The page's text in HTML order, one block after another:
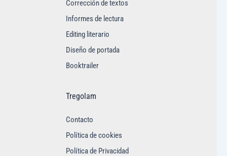
Corrección de textos
Informes de lectura
Editing literario
Diseño de portada
Booktrailer
Tregolam
Contacto
Política de cookies
Política de Privacidad